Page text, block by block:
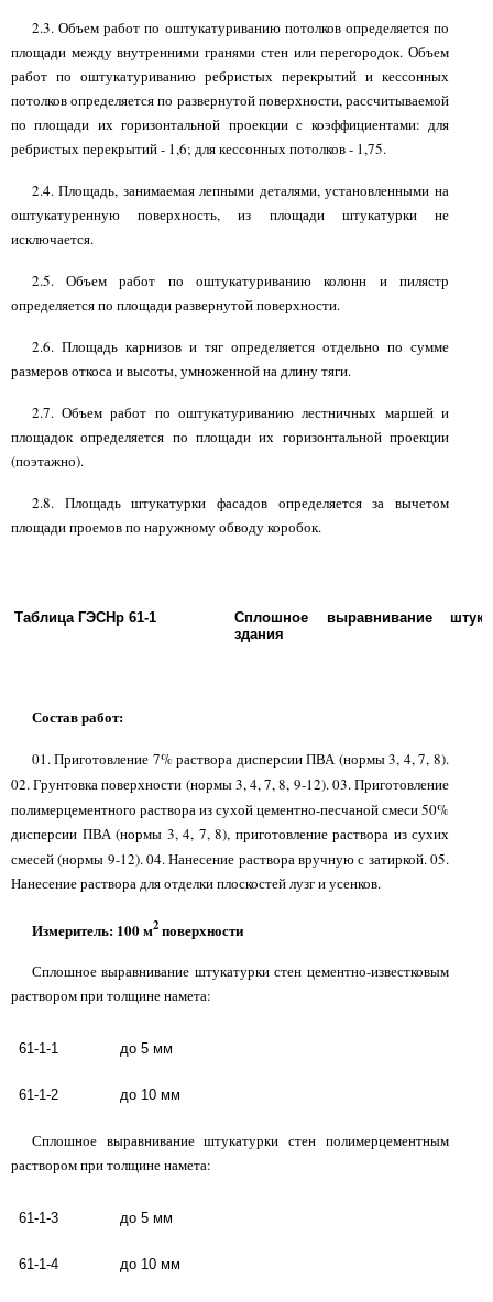
2.3. Объем работ по оштукатуриванию потолков определяется по
площади между внутренними гранями стен или перегородок. Объем
работ по оштукатуриванию ребристых перекрытий и кессонных
потолков определяется по развернутой поверхности, рассчитываемой
по площади их горизонтальной проекции с коэффициентами: для
ребристых перекрытий - 1,6; для кессонных потолков - 1,75.
2.4. Площадь, занимаемая лепными деталями, установленными на
оштукатуренную поверхность, из площади штукатурки не
исключается.
2.5. Объем работ по оштукатуриванию колонн и пилястр
определяется по площади развернутой поверхности.
2.6. Площадь карнизов и тяг определяется отдельно по сумме
размеров откоса и высоты, умноженной на длину тяги.
2.7. Объем работ по оштукатуриванию лестничных маршей и
площадок определяется по площади их горизонтальной проекции
(поэтажно).
2.8. Площадь штукатурки фасадов определяется за вычетом
площади проемов по наружному обводу коробок.
Таблица ГЭСНр 61-1
Сплошное выравнивание
здания
Состав работ:
01. Приготовление 7% раствора дисперсии ПВА (нормы 3, 4, 7, 8).
02. Грунтовка поверхности (нормы 3,4,7, 8, 9-12). 03. Приготовление
полимерцементного раствора из сухой цементно-песчаной смеси 50%
дисперсии ПВА (нормы 3, 4, 7, 8), приготовление раствора из сухих
смесей (нормы 9-12). 04. Нанесение раствора вручную с затиркой. 05.
Нанесение раствора для отделки плоскостей лузг и усенков.
Измеритель: 100 м2поверхности
Сплошное выравнивание штукатурки стен цементно-известковым
раствором при толщине намета:
61-1-1 до 5 мм
61-1-2 до 10 мм
Сплошное выравнивание штукатурки стен полимерцементным
раствором при толщине намета:
61-1-3 до 5 мм
61-1-4 до 10 мм